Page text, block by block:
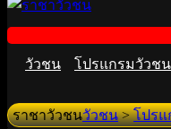
วัวชน โปรแกรมวัวช
ราชาวัวชนวัวชน>โปร